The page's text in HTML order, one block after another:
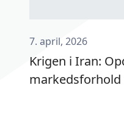
7. april, 2026
Krigen i Iran: